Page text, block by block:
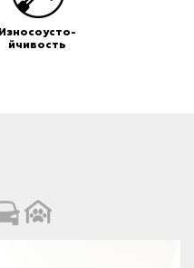
Износоусто-
йчивость